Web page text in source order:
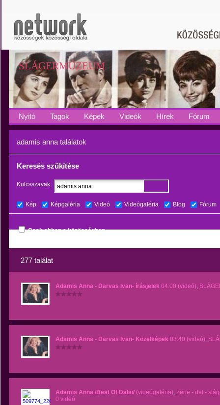
SLÁGERMÚZEUM
Nyitó Tagok Képek Videók Hírek Fórum
adamis anna találatok
Keresés szűkítése
Kulcsszavak:
Kép Képgaléria Videó Videógaléria Blog Fórum
Csak ebben a közösségben
277 találat
Adamis Anna - Darvas Ivan- írásjelek 04:00 (videó),
Adamis Anna - Darvas Ivan- Közelképek 03:40 (videó),
Adamis Anna /Best Of Dalai/ (videógaléria), Zene - dal -
0 videó